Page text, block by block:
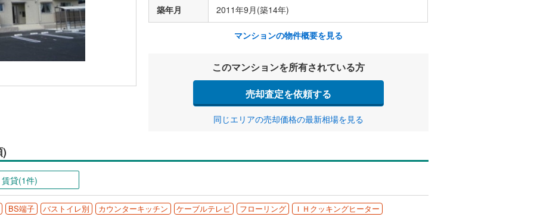
築年月 2011年9月(築14年)
マンションの物件概要を見る
このマンションを所有されている方
売却査定を依頼する
同じエリアの売却価格の最新相場を見る
賃貸(1件)
BS端子 バストイレ別 カウンターキッチン ケーブルテレビ フローリング
ＩＨクッキングヒーター